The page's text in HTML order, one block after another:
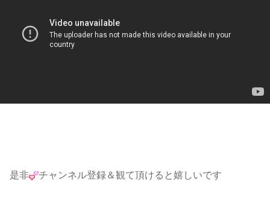
是非 チャンネル登録＆観て頂けると嬉しいです